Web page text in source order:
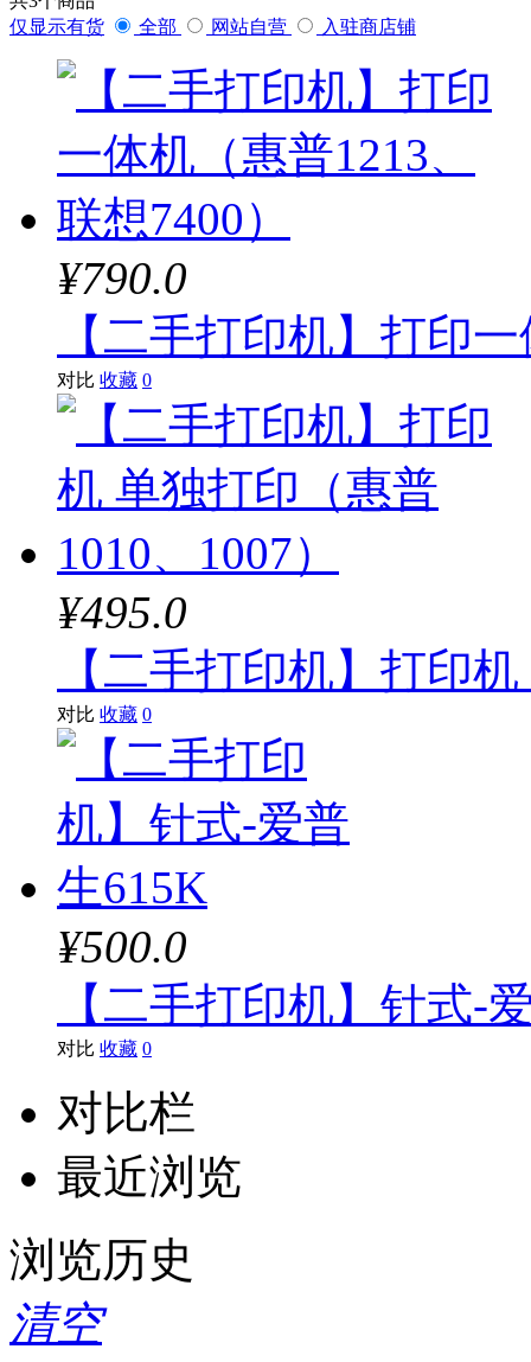
仅显示有货
全部 网站自营 入驻商店铺
¥790.0
【二手打印机】打印
对比 收藏 0
¥495.0
【二手打印机】打印
对比 收藏 0
¥500.0
【二手打印机】针式-
对比 收藏 0
对比栏
最近浏览
浏览历史
清空